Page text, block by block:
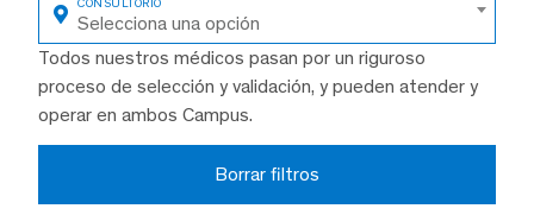
Selecciona una opción
Todos nuestros médicos pasan por un riguroso
proceso de selección y validación, y pueden atender y
operar en ambos Campus.
Borrar filtros